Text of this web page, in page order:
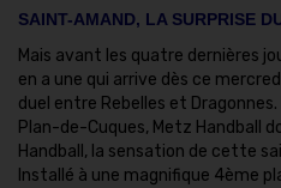
SAINT-AMAND, LA SURPRISE
Mais avant les quatre dernières
en a une qui arrive dès ce
duel entre Rebelles et
Plan-de-Cuques, Metz Handball
Handball, la sensation de cette
Installé à une magnifique 4ème